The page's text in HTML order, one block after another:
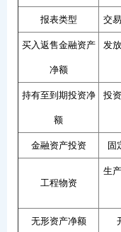
报表类型 交
买入返售金融资产
净额
发
持有至到期投资净
额
投
金融资产投资 固
工程物资
生
无形资产净额